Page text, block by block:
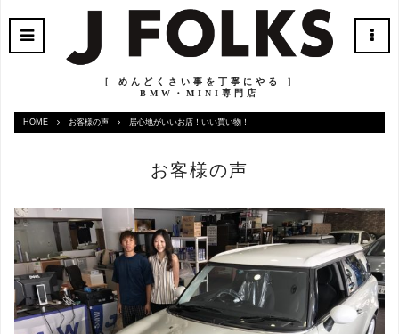
［ めんどくさい事を丁寧にやる ］
BMW・MINI専門店
HOME お客様の声 居心地がいいお店！いい買い物！
お客様の声